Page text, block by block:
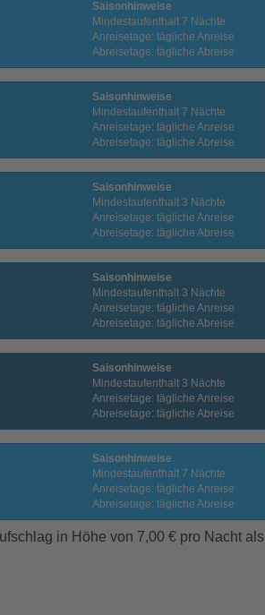
Saisonhinweise
Mindestaufenthalt 7 Nächte
Anreisetage: tägliche Anreise
Abreisetage: tägliche Abreise
Saisonhinweise
Mindestaufenthalt 7 Nächte
Anreisetage: tägliche Anreise
Abreisetage: tägliche Abreise
Saisonhinweise
Mindestaufenthalt 3 Nächte
Anreisetage: tägliche Anreise
Abreisetage: tägliche Abreise
Saisonhinweise
Mindestaufenthalt 3 Nächte
Anreisetage: tägliche Anreise
Abreisetage: tägliche Abreise
Saisonhinweise
Mindestaufenthalt 3 Nächte
Anreisetage: tägliche Anreise
Abreisetage: tägliche Abreise
Saisonhinweise
Mindestaufenthalt 7 Nächte
Anreisetage: tägliche Anreise
Abreisetage: tägliche Abreise
in Höhe von 7,00 € pro Nacht als